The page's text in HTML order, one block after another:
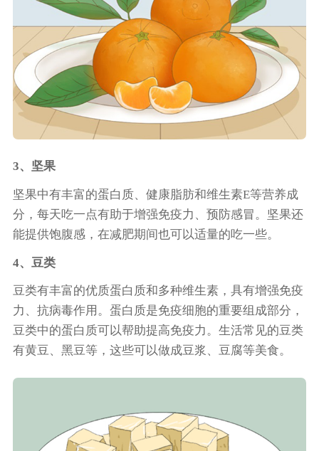
3、坚果
坚果中有丰富的蛋白质、健康脂肪和维生素E等营养成
分，每天吃一点有助于增强免疫力、预防感冒。坚果还
能提供饱腹感，在减肥期间也可以适量的吃一些。
4、豆类
豆类有丰富的优质蛋白质和多种维生素，具有增强免疫
力、抗病毒作用。蛋白质是免疫细胞的重要组成部分，
豆类中的蛋白质可以帮助提高免疫力。生活常见的豆类
有黄豆、黑豆等，这些可以做成豆浆、豆腐等美食。